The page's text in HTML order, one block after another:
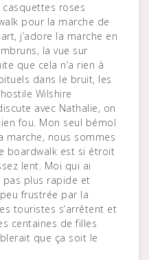
roses
pour la marche de
j’adore la marche en
la vue sur
que cela n’a rien à
dans le bruit, les
Wilshire
avec Nathalie, on
fou. Mon seul bémol
marche, nous sommes
boardwalk est si étroit
lent. Moi qui ai
pas plus rapide et
frustrée par la
touristes s’arrêtent et
centaines de filles
que ça soit le